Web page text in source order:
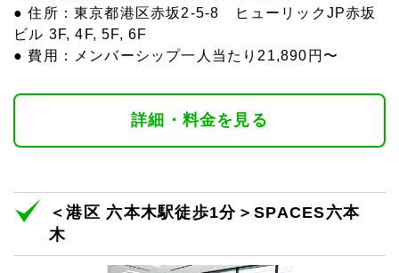
● 住所：東京都港区赤坂2-5-8 ヒューリックJP赤坂
ビル 3F, 4F, 5F, 6F
● 費用：メンバーシップ一人当たり21,890円〜
詳細・料金を見る
＜港区 六本木駅徒歩1分＞SPACES六本
木